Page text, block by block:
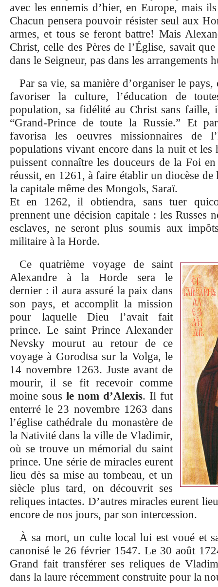
avec les ennemis d’hier, en Europe, mais
Chacun pensera pouvoir résister seul aux
armes, et tous se feront battre! Mais
Christ, celle des Pères de l’Église, savait
dans le Seigneur, pas dans les arrangements
Par sa vie, sa manière d’organiser le
favoriser la culture, l’éducation de
population, sa fidélité au Christ sans faille,
“Grand-Prince de toute la Russie.” Et
favorisa les oeuvres missionnaires de
populations vivant encore dans la nuit et les
puissent connaître les douceurs de la Foi
réussit, en 1261, à faire établir un diocèse de
la capitale même des Mongols, Saraï.
Et en 1262, il obtiendra, sans tuer
prennent une décision capitale : les Russes
esclaves, ne seront plus soumis aux
militaire à la Horde.
Ce quatrième voyage de saint
Alexandre à la Horde sera le
dernier : il aura assuré la paix dans
son pays, et accomplit la mission
pour laquelle Dieu l’avait fait
prince. Le saint Prince Alexander
Nevsky mourut au retour de ce
voyage à Gorodtsa sur la Volga, le
14 novembre 1263. Juste avant de
mourir, il se fit recevoir comme
moine sous le nom d’Alexis. Il fut
enterré le 23 novembre 1263 dans
l’église cathédrale du monastère de
la Nativité dans la ville de Vladimir,
où se trouve un mémorial du saint
prince. Une série de miracles eurent
lieu dès sa mise au tombeau, et un
siècle plus tard, on découvrit ses
reliques intactes. D’autres miracles eurent
encore de nos jours, par son intercession.
À sa mort, un culte local lui est voué et
canonisé le 26 février 1547. Le 30 août
Grand fait transférer ses reliques de
dans la laure récemment construite pour la